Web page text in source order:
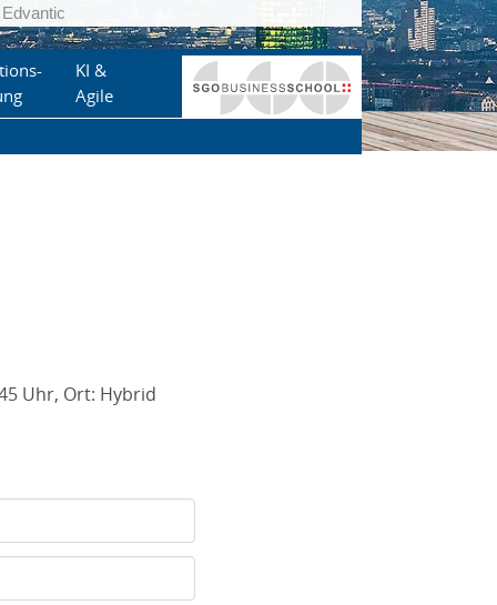
Edvantic
KI &
Agile
Uhr, Ort: Hybrid